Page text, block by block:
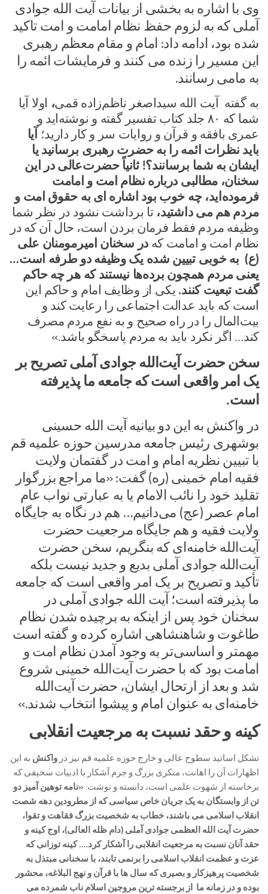
وی با اشاره به بخشی از بیانات آیت الله جوادی
آملی که به لزوم حفظ نظام امامت و امت تاکید
شده بود، ادامه داد: امام و مقام معظم رهبری
این مسیر را زنده می کنند و فرمایشات ائمه را
به مامی رسانند.
به گفته آیت الله سیداصغر ناظم‌زاده قمی، اولا آیا
شما که ۸۰ جلد کتاب تفسیر گفته و نوشته‌اید و
عمری بافقه و قرآن و روایات سر و کار دارید؛ آیا
باید نظرات ائمه را به حضرت رهبری برسانید یا
ایشان به شما برسانند؟! ثانیاً حضرت‌عالی در این
سخنان، مطالبی درباره نظام امت و امامت
فرموده‌اید، چه خوب بود اشاره ای به حقوق امت و
مردم هم می داشتید، تا برداشت نشود در نظر شما
وظیفه مردم فقط فرمان بردن است، حال آن که در
نظام امت و امامت که در سخنان امیرمومنان علی
(ع) به خوبی تبیین شده یک وظیفه دو طرفه است…
یعنی مردم همچون برده‌ها نیستند که هر چه حاکم
گفت تبعیت کنند. یکی از وظایف امام و حاکم این
است که باید عدالت اجتماعی را رعایت کند و
بیت‌المال را در راه صحیح و به نفع مردم مصرف
کند… اگر نکرد باید به مردم پاسخگو باشد.»
سخن حضرت آیت‌الله جوادی آملی تصریح بر
یک امر واقعی است که جامعه ما پذیرفته
است.
در واکنش به این دو بیانیه آیت الله حسینی
بوشهری رئیس جامعه مدرسین حوزه علمیه قم
با تبیین نظریه امام و امت در گفتمان ولایت
فقیه امام خمینی (ره) گفت: «ما مراجع بزرگوار
تقلید خود را نائب الامام یا به عبارتی نواب عام
امام عصر (عج) می‌دانیم… هم در نگاه به جایگاه
ولایت فقیه و هم جایگاه مرجعیت حضرت
آیت‌الله خامنه‌ای که بنگریم، سخن حضرت
آیت‌الله جوادی آملی بدیع و جدید نیست بلکه
تأکید و تصریح بر یک امر واقعی است که جامعه
ما پذیرفته است؛ آیت الله جوادی آملی در
سخنان خود پس از اینکه به برچیده شدن نظام
طاغوت و شاهنشاهی اشاره کرده و گفته است
مهمتر و اساسی‌تر به وجود آمدن نظام امت و
امامت بود که با حضرت آیت‌الله خمینی شروع
شد و بعد از ارتحال ایشان، حضرت آیت‌الله
خامنه‌ای به عنوان امام و پیشوا انتخاب شدند.»
کینه و حقد نسبت به مرجعیت انقلابی
تشکل اساتید سطوح عالی و خارج حوزه علمیه قم نیز در واکنش به این
اظهارات آن را اهانت، منکری بزرگ و جرم آشکار با ادبیات سخیفی که
برخاسته از شهوت علمی است، دانسته و نوشت: «نامه توهین آمیز دو
تن از وابستگان به یک جریان خاص سیاسی که از مطرودین دهه شصت
انقلاب اسلامی می باشند، خطاب به شخصیت بزرگ فقاهت و تقوا،
حضرت آیت الله العظمی جوادی آملی (دام ظله العالی)، اوج کینه و
حقد آنان نسبت به مرجعیت انقلابی را آشکار کرد…. کینه توزانی که
عزت و عظمت انقلاب اسلامی را برنمی تابند، با سخنانی مبتذل به
شخصیت پرهیزکار و بصیری که سال ها با قرآن و نهج البلاغه، محشور
بوده و در زمانه ما از برجسته ترین مروجین اسلام ناب شمرده می